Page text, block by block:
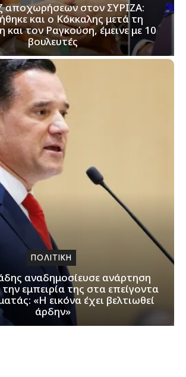
αποχωρήσεων στον ΣΥΡΙΖΑ:
και ο Κόκκαλης μετά τη
και τον Ραγκούση, έμεινε με 10
βουλευτές
ΠΟΛΙΤΙΚΗ
αναδημοσίευσε ανάρτηση
εμπειρία της στα επείγοντα
«Η εικόνα έχει βελτιωθεί
άρδην»